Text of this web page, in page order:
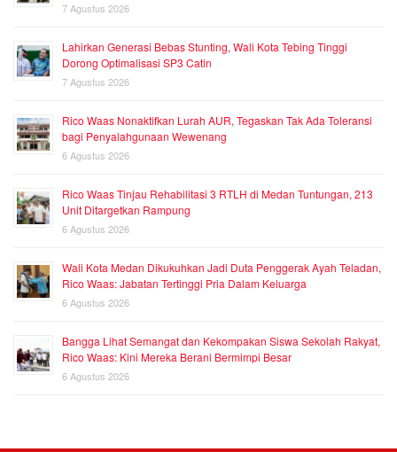
7 Agustus 2026
Lahirkan Generasi Bebas Stunting, Wali Kota Tebing Tinggi
Dorong Optimalisasi SP3 Catin
7 Agustus 2026
Rico Waas Nonaktifkan Lurah AUR, Tegaskan Tak Ada Toleransi
bagi Penyalahgunaan Wewenang
6 Agustus 2026
Rico Waas Tinjau Rehabilitasi 3 RTLH di Medan Tuntungan, 213
Unit Ditargetkan Rampung
6 Agustus 2026
Wali Kota Medan Dikukuhkan Jadi Duta Penggerak Ayah Teladan,
Rico Waas: Jabatan Tertinggi Pria Dalam Keluarga
6 Agustus 2026
Bangga Lihat Semangat dan Kekompakan Siswa Sekolah Rakyat,
Rico Waas: Kini Mereka Berani Bermimpi Besar
6 Agustus 2026